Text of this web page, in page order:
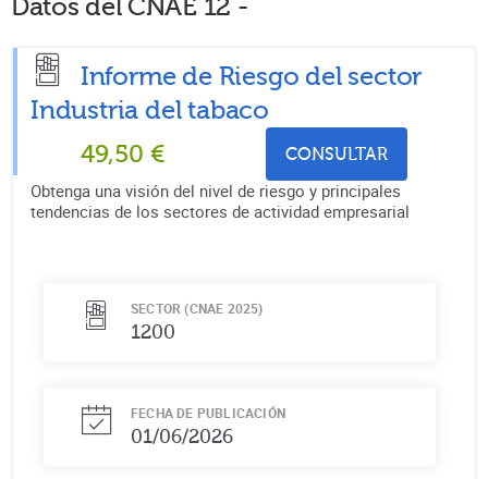
Datos del CNAE 12 -
Informe de Riesgo del sector
Industria del tabaco
49,50 € CONSULTAR
Obtenga una visión del nivel de riesgo y principales
tendencias de los sectores de actividad empresarial
SECTOR (CNAE 2025)
1200
FECHA DE PUBLICACIÓN
01/06/2026